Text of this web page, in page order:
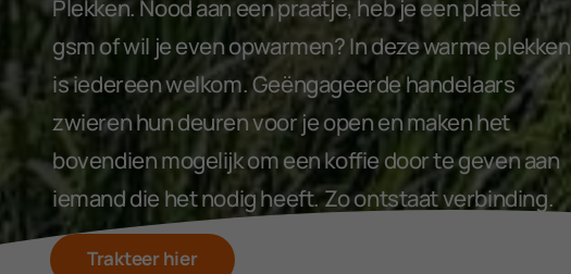
Plekken. Nood aan een praatje, heb je een platte
gsm of wil je even opwarmen? In deze warme plekken
is iedereen welkom. Geëngageerde handelaars
zwieren hun deuren voor je open en maken het
bovendien mogelijk om een koffie door te geven aan
iemand die het nodig heeft. Zo ontstaat verbinding.
Trakteer hier